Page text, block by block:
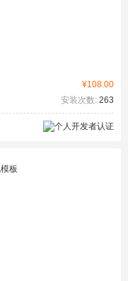
¥108.00
安装次数: 263